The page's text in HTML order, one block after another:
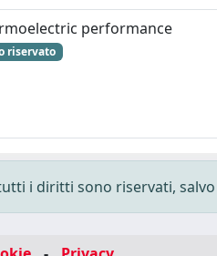
performance
riservato
i diritti sono riservati,